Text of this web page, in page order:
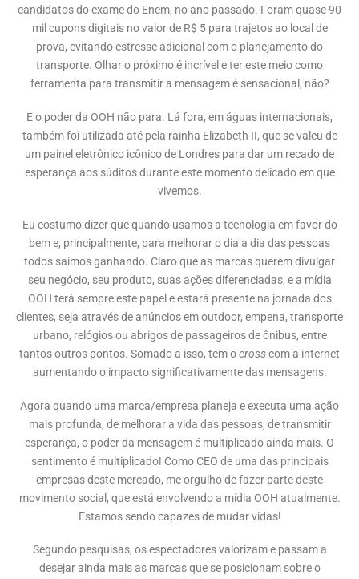
candidatos do exame do Enem, no ano passado. Foram quase 90
mil cupons digitais no valor de R$ 5 para trajetos ao local de
prova, evitando estresse adicional com o planejamento do
transporte. Olhar o próximo é incrível e ter este meio como
ferramenta para transmitir a mensagem é sensacional, não?
E o poder da OOH não para. Lá fora, em águas internacionais,
também foi utilizada até pela rainha Elizabeth II, que se valeu de
um painel eletrônico icônico de Londres para dar um recado de
esperança aos súditos durante este momento delicado em que
vivemos.
Eu costumo dizer que quando usamos a tecnologia em favor do
bem e, principalmente, para melhorar o dia a dia das pessoas
todos saímos ganhando. Claro que as marcas querem divulgar
seu negócio, seu produto, suas ações diferenciadas, e a mídia
OOH terá sempre este papel e estará presente na jornada dos
clientes, seja através de anúncios em outdoor, empena, transporte
urbano, relógios ou abrigos de passageiros de ônibus, entre
tantos outros pontos. Somado a isso, tem ocrosscom a internet
aumentando o impacto significativamente das mensagens.
Agora quando uma marca/empresa planeja e executa uma ação
mais profunda, de melhorar a vida das pessoas, de transmitir
esperança, o poder da mensagem é multiplicado ainda mais. O
sentimento é multiplicado! Como CEO de uma das principais
empresas deste mercado, me orgulho de fazer parte deste
movimento social, que está envolvendo a mídia OOH atualmente.
Estamos sendo capazes de mudar vidas!
Segundo pesquisas, os espectadores valorizam e passam a
desejar ainda mais as marcas que se posicionam sobre o